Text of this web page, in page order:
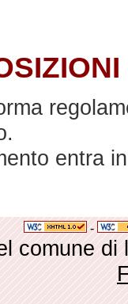
entra
-
comune